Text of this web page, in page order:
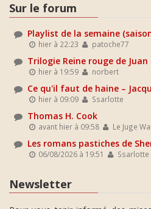
Sur le forum
Playlist de la semaine
hier à 22:23 patoche77
Trilogie Reine rouge de Juan
hier à 19:59 norbert
Ce qu'il faut de haine –
hier à 09:09 Ssarlotte
Thomas H. Cook
avant hier à 09:58 Le Juge
Les romans pastiches de
06/08/2026 à 19:51 Ssarlotte
Newsletter